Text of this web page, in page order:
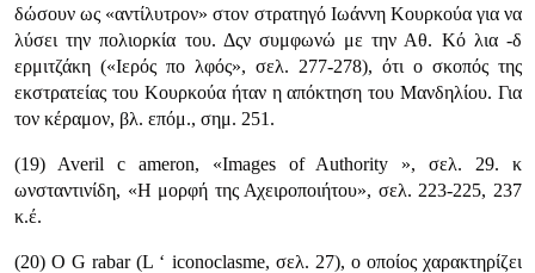
δώσουν ως «αντίλυτρον» στον στρατηγό Ιωάννη Κουρκούα για να
λύσει την πολιορκία του. Δςν συμφωνώ με την Αθ. Κό λια -δ
ερμιτζάκη («Ιερός πο λφός», σελ. 277-278), ότι ο σκοπός της
εκστρατείας του Κουρκούα ήταν η απόκτηση του Μανδηλίου. Για
τον κέραμον, βλ. επόμ., σημ. 251.
(19) Averil c ameron, «Images of Authority », σελ. 29. κ
ωνσταντινίδη, «Η μορφή της Αχειροποιήτου», σελ. 223-225, 237
κ.έ.
(20) Ο G rabar (L ‘ iconoclasme, σελ. 27), ο οποίος χαρακτηρίζει